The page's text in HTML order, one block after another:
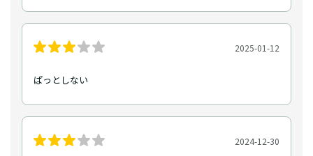
2025-01-12
ぱっとしない
2024-12-30